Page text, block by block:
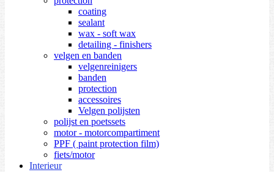
coating
sealant
wax - soft wax
detailing - finishers
velgen en banden
velgenreinigers
banden
protection
accessoires
Velgen polijsten
polijst en poetssets
motor - motorcompartiment
PPF ( paint protection film)
fiets/motor
Interieur